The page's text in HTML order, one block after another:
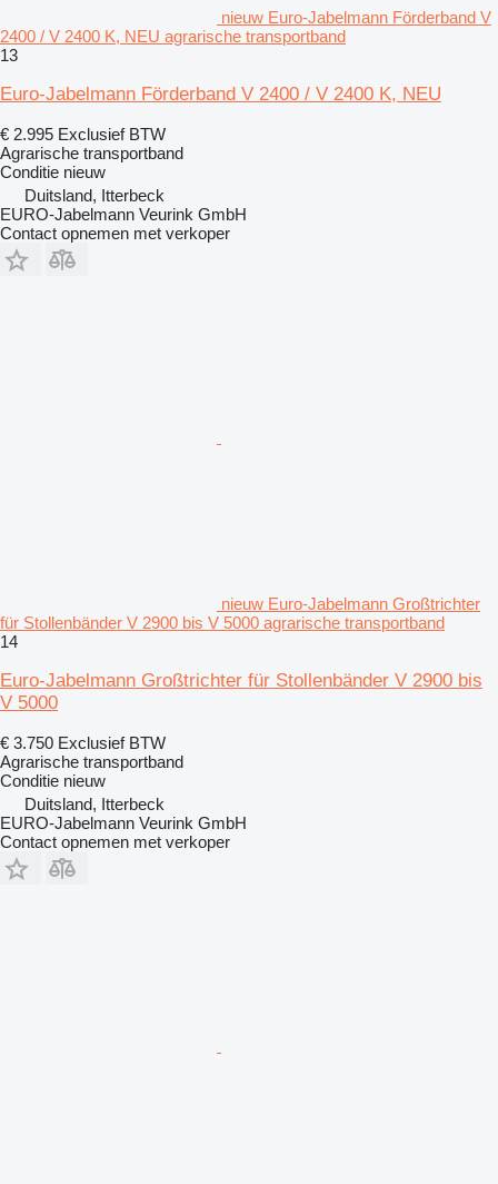
nieuw Euro-Jabelmann Förderband V
2400 / V 2400 K, NEU agrarische transportband
13
Euro-Jabelmann Förderband V 2400 / V 2400 K, NEU
€ 2.995 Exclusief BTW
Agrarische transportband
Conditie nieuw
Duitsland, Itterbeck
EURO-Jabelmann Veurink GmbH
Contact opnemen met verkoper
nieuw Euro-Jabelmann Großtrichter
für Stollenbänder V 2900 bis V 5000 agrarische transportband
14
Euro-Jabelmann Großtrichter für Stollenbänder V 2900 bis
V 5000
€ 3.750 Exclusief BTW
Agrarische transportband
Conditie nieuw
Duitsland, Itterbeck
EURO-Jabelmann Veurink GmbH
Contact opnemen met verkoper